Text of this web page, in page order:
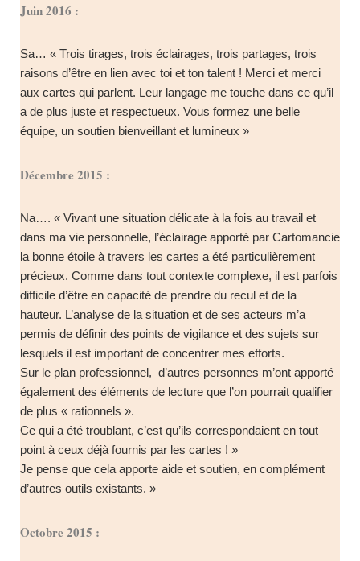
Juin 2016 :
Sa… « Trois tirages, trois éclairages, trois partages, trois
raisons d’être en lien avec toi et ton talent ! Merci et merci
aux cartes qui parlent. Leur langage me touche dans ce qu’il
a de plus juste et respectueux. Vous formez une belle
équipe, un soutien bienveillant et lumineux »
Décembre 2015 :
Na…. « Vivant une situation délicate à la fois au travail et
dans ma vie personnelle, l’éclairage apporté par Cartomancie
la bonne étoile à travers les cartes a été particulièrement
précieux. Comme dans tout contexte complexe, il est parfois
difficile d’être en capacité de prendre du recul et de la
hauteur. L’analyse de la situation et de ses acteurs m’a
permis de définir des points de vigilance et des sujets sur
lesquels il est important de concentrer mes efforts.
Sur le plan professionnel, d’autres personnes m’ont apporté
également des éléments de lecture que l’on pourrait qualifier
de plus « rationnels ».
Ce qui a été troublant, c’est qu’ils correspondaient en tout
point à ceux déjà fournis par les cartes ! »
Je pense que cela apporte aide et soutien, en complément
d’autres outils existants. »
Octobre 2015 :